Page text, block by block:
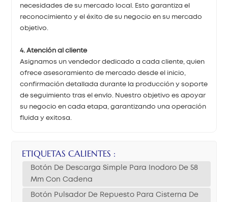
necesidades de su mercado local. Esto garantiza el
reconocimiento y el éxito de su negocio en su mercado
objetivo.
4. Atención al cliente
Asignamos un vendedor dedicado a cada cliente, quien
ofrece asesoramiento de mercado desde el inicio,
confirmación detallada durante la producción y soporte
de seguimiento tras el envío. Nuestro objetivo es apoyar
su negocio en cada etapa, garantizando una operación
fluida y exitosa.
ETIQUETAS CALIENTES :
Botón De Descarga Simple Para Inodoro De 58
Mm Con Cadena
Botón Pulsador De Repuesto Para Cisterna De